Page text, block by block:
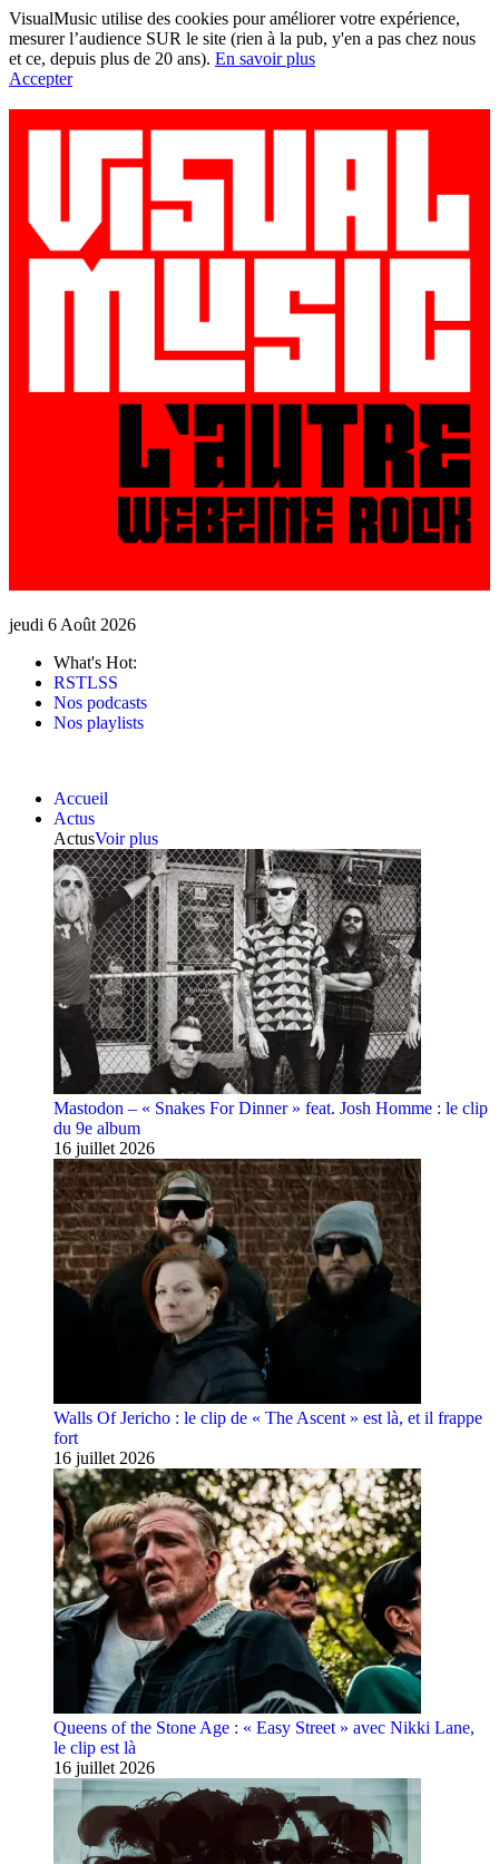
VisualMusic utilise des cookies pour améliorer votre expérience,
mesurer l’audience SUR le site (rien à la pub, y'en a pas chez nous
et ce, depuis plus de 20 ans). En savoir plus
Accepter
jeudi 6 Août 2026
What's Hot:
RSTLSS
Nos podcasts
Nos playlists
Accueil
Actus
ActusVoir plus
Mastodon – « Snakes For Dinner » feat. Josh Homme : le clip
du 9e album
16 juillet 2026
Walls Of Jericho : le clip de « The Ascent » est là, et il frappe
fort
16 juillet 2026
Queens of the Stone Age : « Easy Street » avec Nikki Lane,
le clip est là
16 juillet 2026